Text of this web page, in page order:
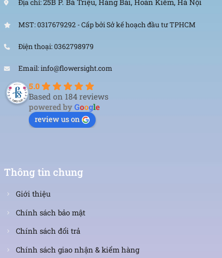
Địa chỉ:
MST: 0317679292 - Cấp bởi Sở kế hoạch đầu tư TPHCM
Điện thoại: 0362798979
Email: info@flowersight.com
5.0
Based on 184 reviews
powered byGoogle
review us on
Thông tin chung
Giới thiệu
Chính sách bảo mật
Chính sách đổi trả
Chính sách giao nhận & kiểm hàng